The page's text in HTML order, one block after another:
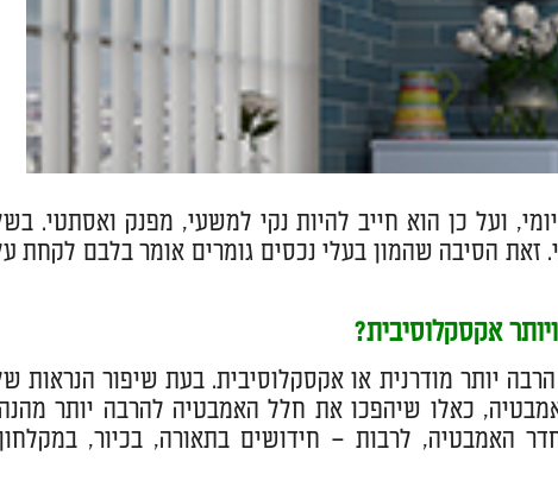
ועל כן הוא חייב להיות נקי למשעי, מפנק ואסתטי.
זאת הסיבה שהמון בעלי נכסים גומרים אומר בלבם לקחת
אקסקלוסיבית?
יותר מודרנית או אקסקלוסיבית. בעת שיפור הנראות
כאלו שיהפכו את חלל האמבטיה להרבה יותר
האמבטיה, לרבות – חידושים בתאורה, בכיור,